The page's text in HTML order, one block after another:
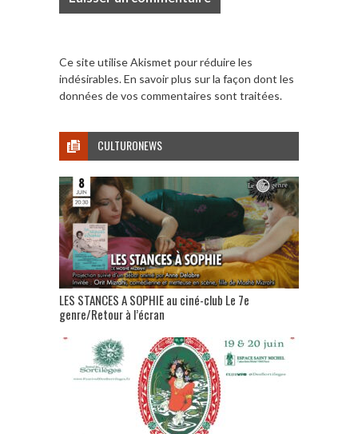
Ce site utilise Akismet pour réduire les
indésirables.En savoir plus sur la façon dont les
données de vos commentaires sont traitées.
CULTURONEWS
LES STANCES A SOPHIE au ciné-club Le 7e
genre/Retour à l’écran